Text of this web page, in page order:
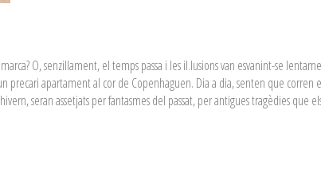
O, senzillament, el temps passa i les il.lusions van esvanint-se
precari apartament al cor de Copenha­guen. Dia a dia, senten que corren
seran assetjats per fantas­mes del passat, per antigues tragèdies que